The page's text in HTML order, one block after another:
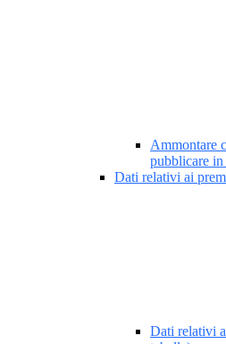
Ammontare
pubblicare in
Dati relativi ai
Dati relativi